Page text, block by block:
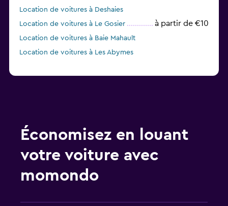
Location de voitures à Deshaies
Location de voitures à Le Gosier
à partir de €10
Location de voitures à Baie Mahault
Location de voitures à Les Abymes
Économisez en louant
votre voiture avec
momondo